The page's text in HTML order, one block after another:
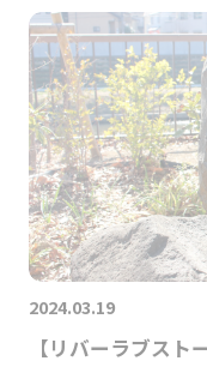
2024.03.19
【リバーラブス